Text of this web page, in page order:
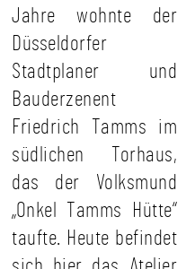
Jahre wohnte der
Düsseldorfer
Stadtplaner und
Bauderzenent
Friedrich Tamms im
südlichen Torhaus,
das der Volksmund
„Onkel Tamms Hütte“
taufte. Heute befindet